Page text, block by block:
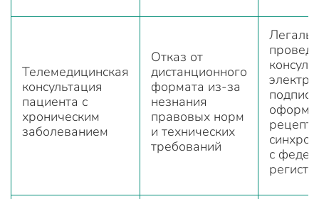
Телемедицинская
консультация
пациента с
хроническим
заболеванием
Отказ от
дистанционного
формата из-за
незнания
правовых норм
и технических
требований
с